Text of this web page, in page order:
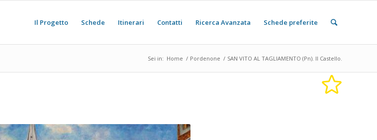
Il Progetto Schede Itinerari Contatti Ricerca Avanzata Schede preferite
Sei in: Home / Pordenone / SAN VITO AL TAGLIAMENTO (Pn). Il Castello.